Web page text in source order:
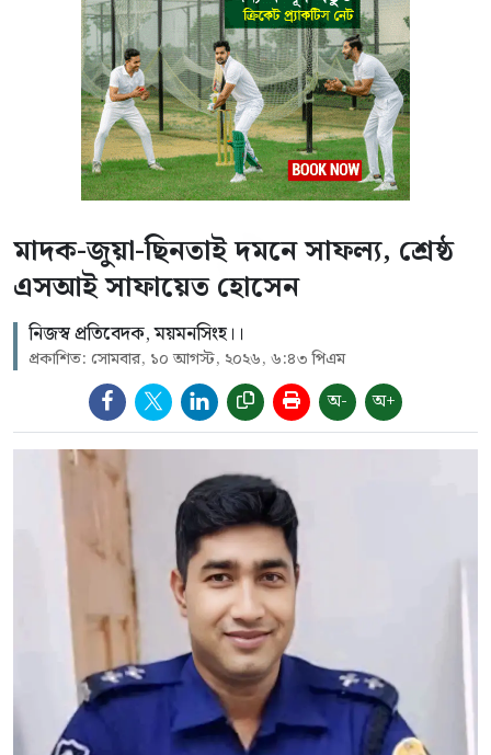
মাদক-জুয়া-ছিনতাই দমনে সাফল্য, শ্রেষ্ঠ
এসআই সাফায়েত হোসেন
নিজস্ব প্রতিবেদক, ময়মনসিংহ।।
প্রকাশিত: সোমবার, ১০ আগস্ট, ২০২৬, ৬:৪৩ পিএম
অ- অ+